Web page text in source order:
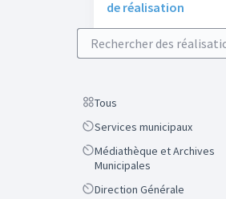
de réalisation
Rechercher des réalisations
Scope
Tous
ScopeServices municipaux
Scope
Médiathèque et Archives
Municipales
ScopeDirection Générale